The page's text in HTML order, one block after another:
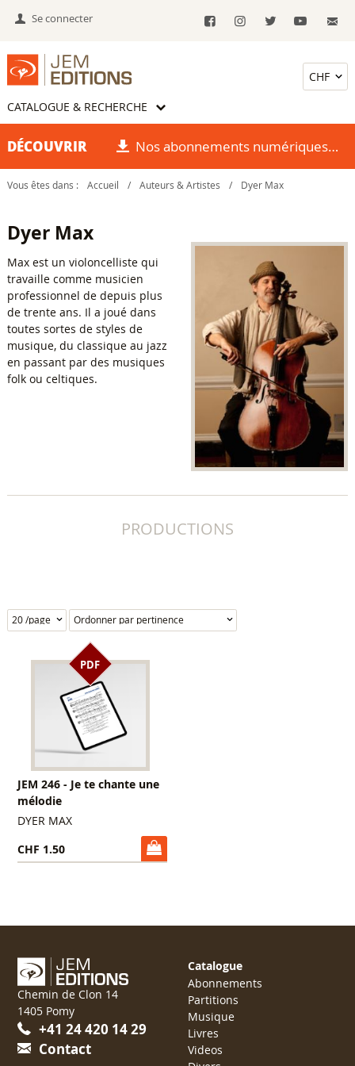
Se connecter
CATALOGUE & RECHERCHE
DÉCOUVRIR Nos abonnements numériques
Vous êtes dans : Accueil / Auteurs & Artistes / Dyer Max
Dyer Max
Max est un violoncelliste qui
travaille comme musicien
professionnel de depuis plus
de trente ans. Il a joué dans
toutes sortes de styles de
musique, du classique au jazz
en passant par des musiques
folk ou celtiques.
PRODUCTIONS
PDF
JEM 246 - Je te chante une
mélodie
DYER MAX
CHF 1.50
Chemin de Clon 14
1405 Pomy
+41 24 420 14 29
Contact
Catalogue
Abonnements
Partitions
Musique
Livres
Videos